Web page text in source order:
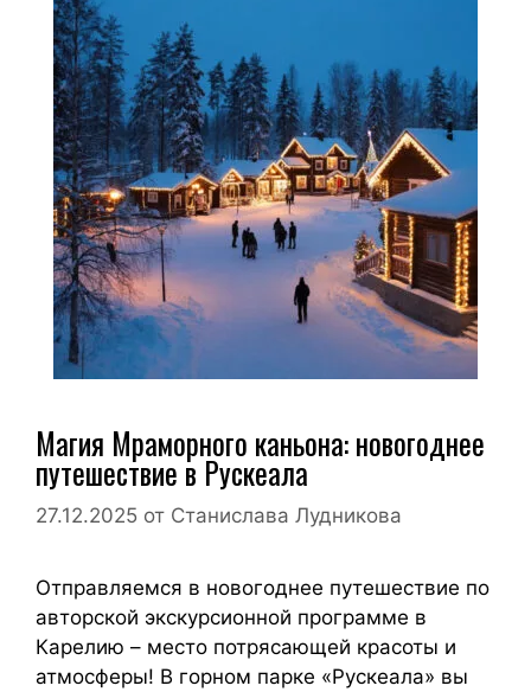
Магия Мраморного каньона: новогоднее
путешествие в Рускеала
27.12.2025 от Станислава Лудникова
Отправляемся в новогоднее путешествие по
авторской экскурсионной программе в
Карелию – место потрясающей красоты и
атмосферы! В горном парке «Рускеала» вы